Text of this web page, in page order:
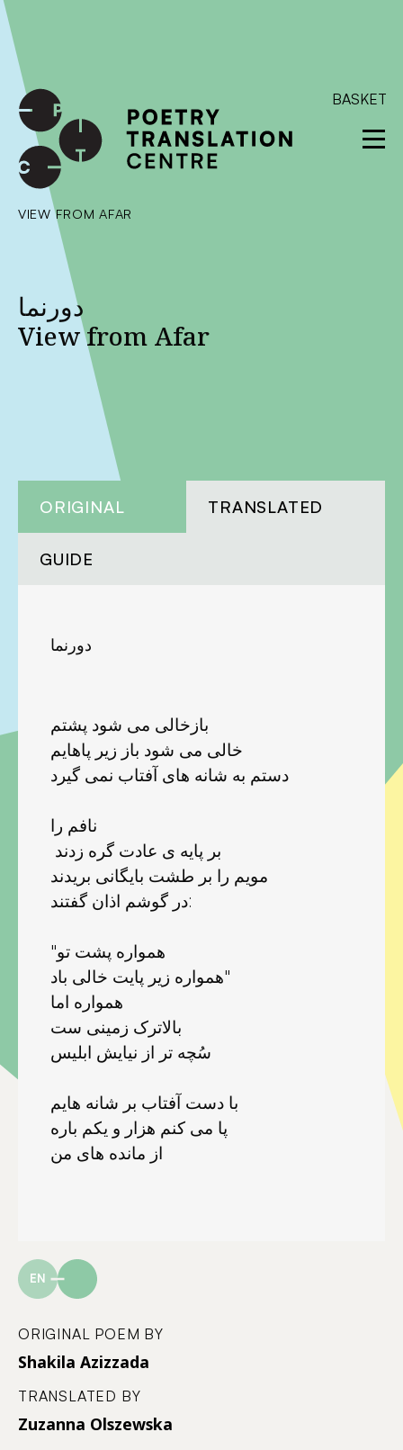
International shipping available - enter your address at
checkout to calculate the rate
SKIP TO CONTENT
BASKET
VIEW FROM AFAR
دورنما
View from Afar
ORIGINAL TRANSLATED
GUIDE
دورنما
بازخالی می شود پشتم
خالی می شود باز زير پاهايم
نافم را
بر پايه ی عادت گره زدند
مويم را بر طشت بايگانی بريدند
در گوشم اذان گفتند:
"همواره پشت تو
همواره زير پايت خالی باد"
بالاترک زمينی ست
سُچه تر از نيايش ابليس
با دست آفتاب بر شانه هايم
پا می کنم هزار و يکم باره
از مانده های من
EN
ORIGINAL POEM BY
Shakila Azizzada
TRANSLATED BY
Zuzanna Olszewska